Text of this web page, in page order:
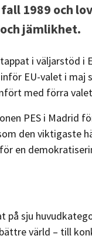
1989 och
jämlikhet.
i väljarstöd i
EU-valet i maj
med förra
PES i Madrid
den viktigaste
en
sju
värld – till